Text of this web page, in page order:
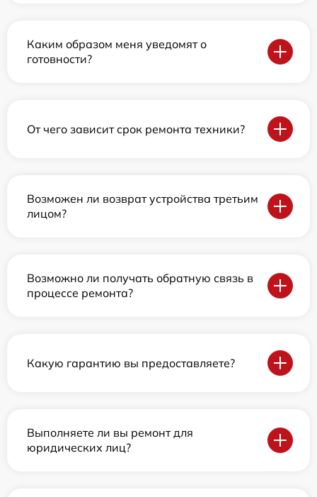
Каким образом меня уведомят о
готовности?
От чего зависит срок ремонта техники?
Возможен ли возврат устройства третьим
лицом?
Возможно ли получать обратную связь в
процессе ремонта?
Какую гарантию вы предоставляете?
Выполняете ли вы ремонт для
юридических лиц?